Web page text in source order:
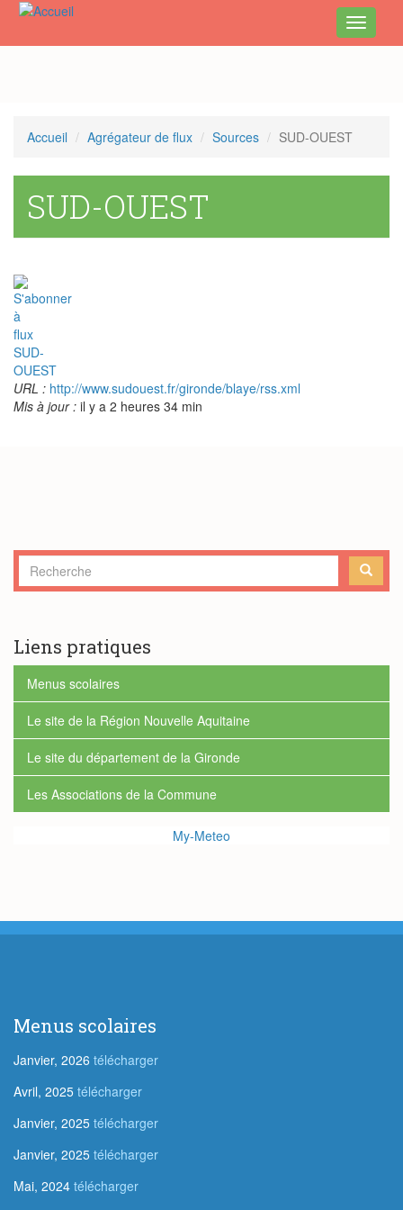
Toggle
Accueil Agrégateur de flux Sources SUD-OUEST
SUD-OUEST
URL : http://www.sudouest.fr/gironde/blaye/rss.xml
Mis à jour : il y a 2 heures 34 min
Formulaire
de
Liens pratiques
Menus scolaires
Le site de la Région Nouvelle Aquitaine
Le site du département de la Gironde
Les Associations de la Commune
My-Meteo
Menus scolaires
Janvier, 2026 télécharger
Avril, 2025 télécharger
Janvier, 2025 télécharger
Janvier, 2025 télécharger
Mai, 2024 télécharger